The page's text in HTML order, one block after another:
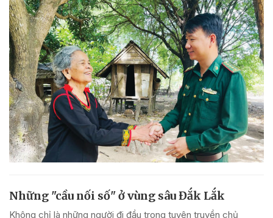
Những "cầu nối số" ở vùng sâu Đắk Lắk
Không chỉ là những người đi đầu trong tuyên truyền chủ